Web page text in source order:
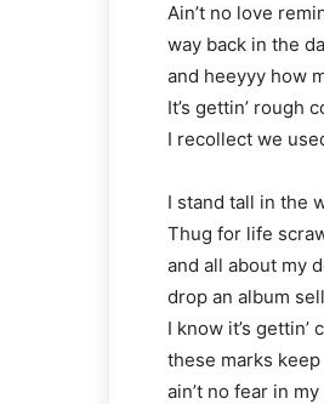
Ain’t no love
way back in the
and heeyyy how
It’s gettin’ rough
I recollect we
I stand tall in the
Thug for life
and all about my
drop an album
I know it’s gettin’
these marks keep
ain’t no fear in